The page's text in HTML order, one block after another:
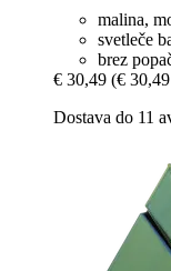
malina,
svetleče
brez
€ 30,49 (€
Dostava do 11